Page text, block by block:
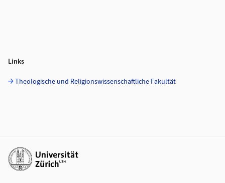
Links
Theologische und Religionswissenschaftliche Fakultät
Weiterführende Links